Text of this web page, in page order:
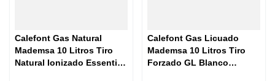
Calefont Gas Natural
Mademsa 10 Litros Tiro
Natural Ionizado Essential
Calefont Gas Licuado
Mademsa 10 Litros Tiro
Forzado GL Blanco